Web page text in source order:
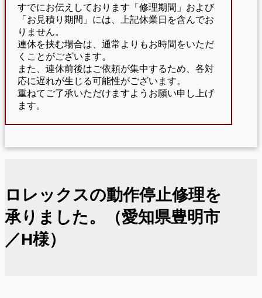
すでにお伝えしております「修理期間」および
「お見積り期間」には、上記休業日を含んでお
りません。
連休を挟む場合は、通常よりもお時間をいただ
くことがございます。
また、連休前後はご依頼が集中するため、各対
応に遅れが生じる可能性がございます。
重ねてご了承いただけますようお願い申し上げ
ます。
ロレックスの動作停止修理を
承りました。（愛知県豊明市
／H様）